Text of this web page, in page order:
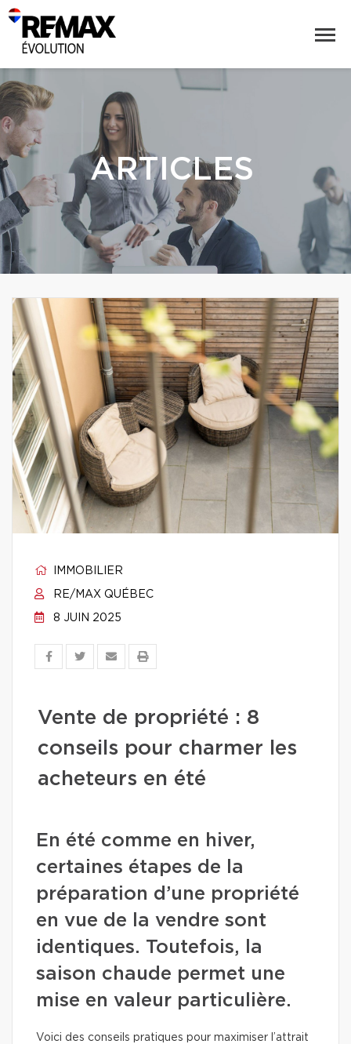
ARTICLES
IMMOBILIER
RE/MAX QUÉBEC
8 JUIN 2025
Vente de propriété : 8
conseils pour charmer les
acheteurs en été
En été comme en hiver,
certaines étapes de la
préparation d’une propriété
en vue de la vendre sont
identiques. Toutefois, la
saison chaude permet une
mise en valeur particulière.
Voici des conseils pratiques pour maximiser l’attrait